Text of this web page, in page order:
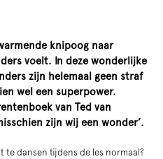
knipoog naar
voelt. In deze wonderlijke
zijn helemaal geen straf
wel een superpower.
van Ted van
zijn wij een wonder’.
te dansen tijdens de les normaal?